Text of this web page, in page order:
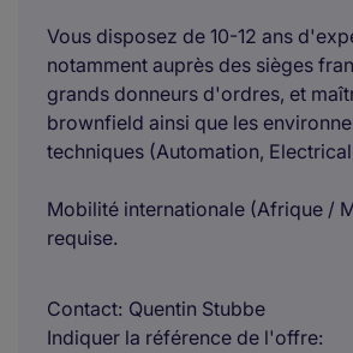
Vous disposez de 10-12 ans
notamment auprès des sièges
grands donneurs d'ordres, et
brownfield ainsi que les
techniques (Automation,
Mobilité internationale (Afrique /
requise.
Contact Quentin Stubbe
Indiquer la référence de l'offre